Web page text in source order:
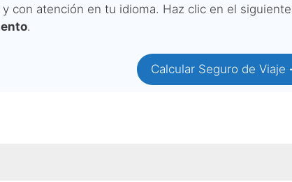
y con atención en tu idioma. Haz clic en el
.
Calcular Seguro de Viaje